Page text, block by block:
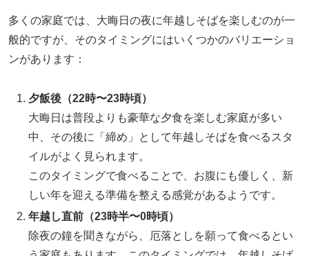
多くの家庭では、大晦日の夜に年越しそばを楽しむのが一
般的ですが、そのタイミングにはいくつかのバリエーショ
ンがあります：
夕飯後（22時〜23時頃）
大晦日は普段よりも豪華な夕食を楽しむ家庭が多い
中、その後に「締め」として年越しそばを食べるスタ
イルがよく見られます。
このタイミングで食べることで、お腹にも優しく、新
しい年を迎える準備を整える感覚があるようです。
年越し直前（23時半〜0時頃）
除夜の鐘を聞きながら、厄落としを願って食べるとい